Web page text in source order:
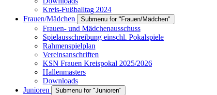
Kreis-Fußballtag 2024
Frauen/Mädchen
Submenu for "Frauen/Mädchen"
Frauen- und Mädchenausschuss
Spielausschreibung einschl. Pokalspiele
Rahmenspielplan
Vereinsanschriften
KSN Frauen Kreispokal 2025/2026
Hallenmasters
Downloads
Junioren
Submenu for "Junioren"